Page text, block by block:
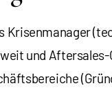
Krisenmanager
und Aftersales-